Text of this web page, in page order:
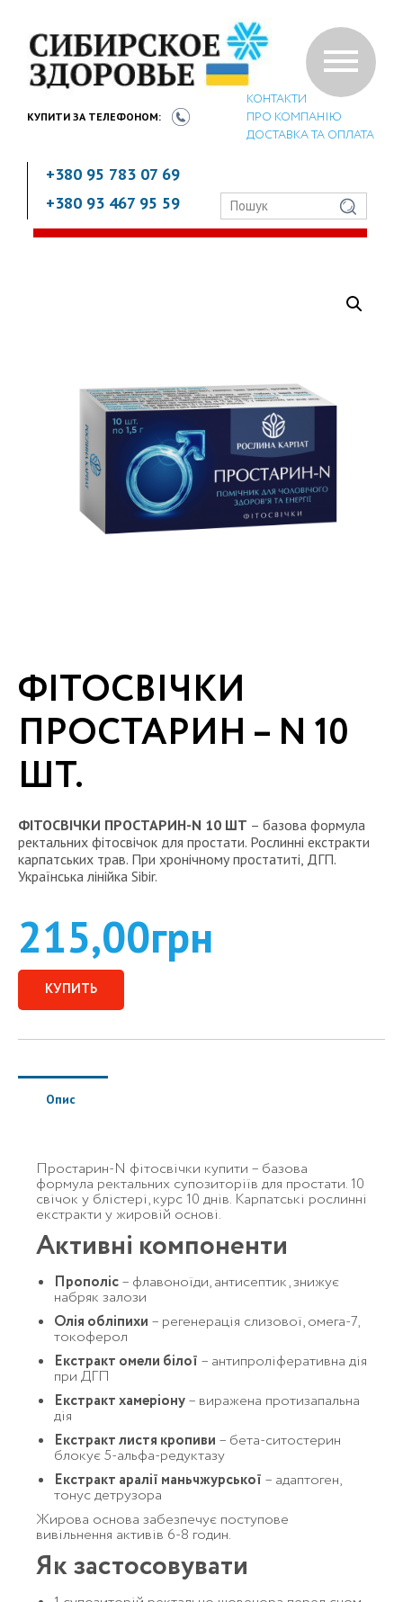
КУПИТИ ЗА ТЕЛЕФОНОМ:
+380 95 783 07 69
+380 93 467 95 59
КОНТАКТИ
ПРО КОМПАНІЮ
ДОСТАВКА ТА ОПЛАТА
ФІТОСВІЧКИ
ПРОСТАРИН – N 10
ШТ.
ФІТОСВІЧКИ ПРОСТАРИН-N 10 ШТ – базова формула
ректальних фітосвічок для простати. Рослинні екстракти
карпатських трав. При хронічному простатиті, ДГП.
Українська лінійка Sibir.
215,00грн
КУПИТЬ
Опис
Простарин-N фітосвічки купити – базова
формула ректальних супозиторіїв для простати. 10
свічок у блістері, курс 10 днів. Карпатські рослинні
екстракти у жировій основі.
Активні компоненти
Прополіс– флавоноїди, антисептик, знижує
набряк залози
Олія обліпихи – регенерація слизової, омега-7,
токоферол
Екстракт омели білої – антипроліферативна дія
при ДГП
Екстракт хамеріону– виражена протизапальна
дія
Екстракт листя кропиви – бета-ситостерин
блокує 5-альфа-редуктазу
Екстракт аралії маньчжурської – адаптоген,
тонус детрузора
Жирова основа забезпечує поступове
вивільнення активів 6-8 годин.
Як застосовувати